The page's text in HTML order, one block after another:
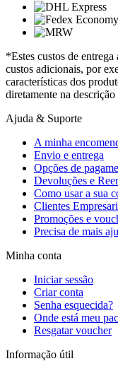
*Estes custos de
custos adicionais, por
características dos
diretamente na
Ajuda & Suporte
A minha
Envio e entrega
Opções de
Devoluções e
Como usar a sua
Clientes
Promoções e
Precisa de mais
Minha conta
Iniciar sessão
Criar conta
Senha esquecida?
Onde está meu
Resgatar voucher
Informação útil